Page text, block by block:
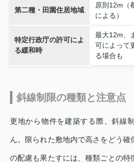
第二種・田園住居地域
原則12m（
による）
特定行政庁の許可によ
る緩和時
最大12m、
可によって
る場合も
斜線制限の種類と注意点
更地から物件を建築する際、斜線
ん。限られた敷地内で高さをどう
の配慮も果たすには、種類ごとの特